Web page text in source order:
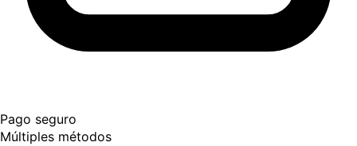
Pago seguro
Múltiples métodos